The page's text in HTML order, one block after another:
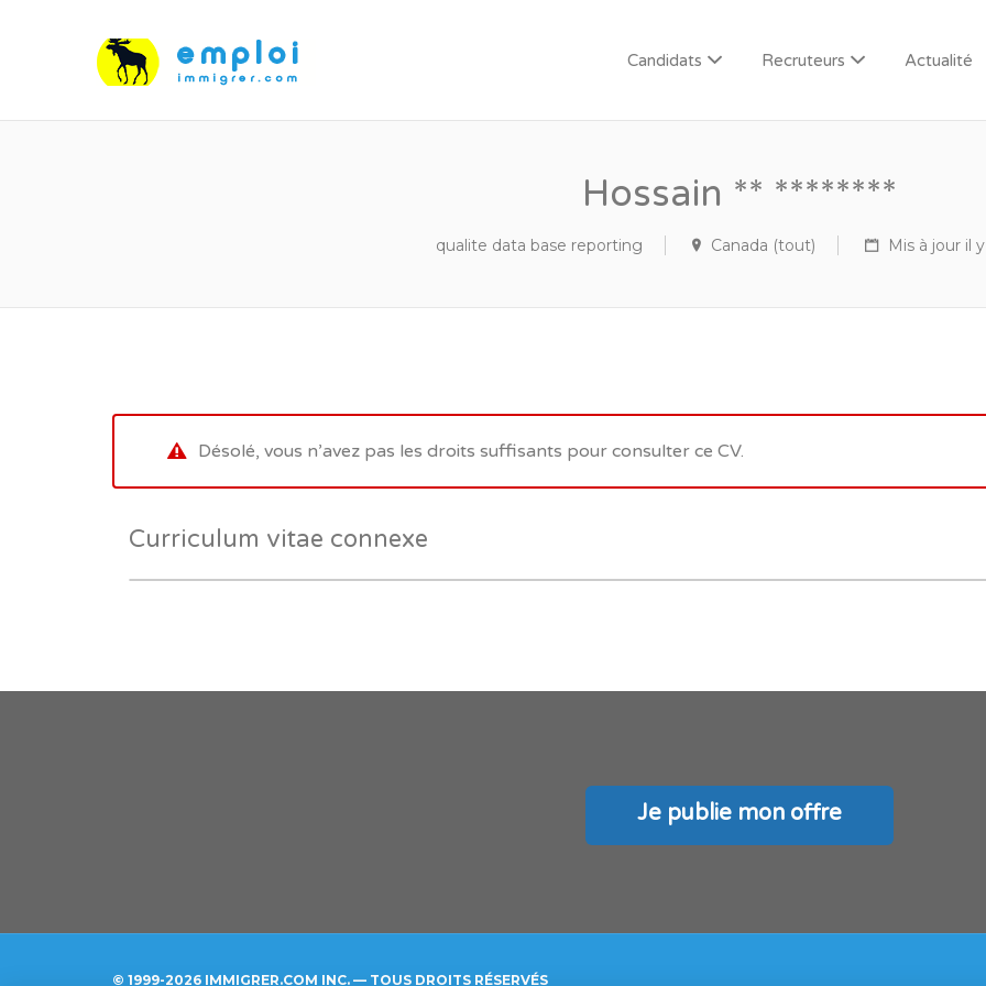
Candidats Recruteurs Actualité
Hossain ** ********
qualite data base reporting Canada (tout) Mis à jour il
Désolé, vous n’avez pas les droits suffisants pour consulter ce CV.
Curriculum vitae connexe
Je publie mon offre
© 1999-2026 IMMIGRER.COM INC. — TOUS DROITS RÉSERVÉS